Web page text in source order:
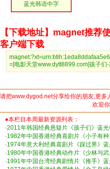
蓝光韩语中字
【下载地址】magnet推
客户端下载
=[电影天堂www.dytt8899.com]孩子
请把www.dygod.net分享给你的朋友,更
欢迎
●本栏目本周最新资源列表：
·2011年韩国经典悬疑片《孩子们》蓝
·1982年中国香港经典喜剧片《小子有
·1974年意大利经典喜剧片《踩过界》
·1980年中国香港经典动作片《少林与
·1991年中国台湾经典剧情片《推手》